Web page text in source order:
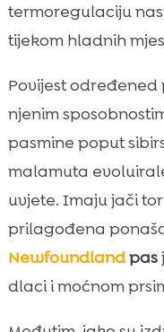
termoregulaciju
tijekom hladnih
Povijest određened
njenim
pasmine poput
malamuta
uvjete. Imaju jači
prilagođena
Newfoundlandpas
dlaci i moćnom